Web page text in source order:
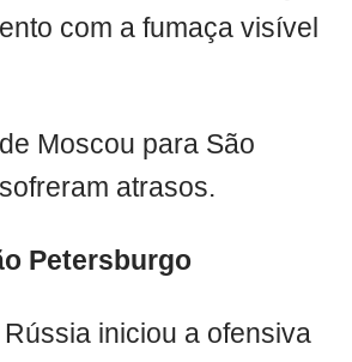
com a fumaça visível
Moscou para São
atrasos.
Petersburgo
iniciou a ofensiva